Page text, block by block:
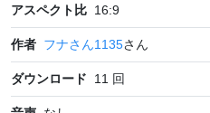
アスペクト比 16:9
作者 フナさん1135さん
ダウンロード 11 回